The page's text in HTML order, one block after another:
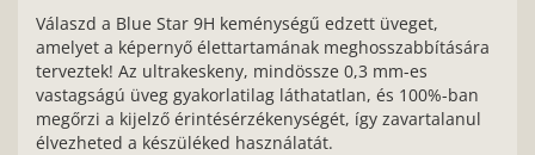
Válaszd a Blue Star 9H keménységű edzett üveget,
amelyet a képernyő élettartamának meghosszabbítására
terveztek! Az ultrakeskeny, mindössze 0,3 mm-es
vastagságú üveg gyakorlatilag láthatatlan, és 100%-ban
megőrzi a kijelző érintésérzékenységét, így zavartalanul
élvezheted a készüléked használatát.